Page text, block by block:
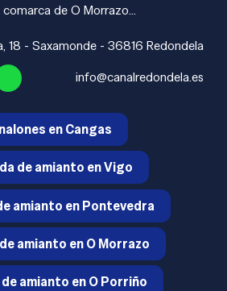
de O Morrazo...
18 - Saxamonde - 36816 Redondela
info@canalredondela.es
en Cangas
de amianto en Vigo
amianto en Pontevedra
amianto en O Morrazo
amianto en O Porriño